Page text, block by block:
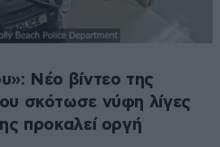
Νέο βίντεο της
σκότωσε νύφη λίγες
προκαλεί οργή